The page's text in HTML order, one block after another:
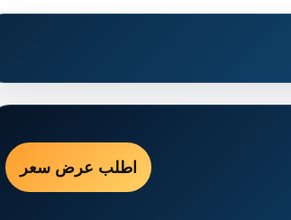
اطلب عرض سعر